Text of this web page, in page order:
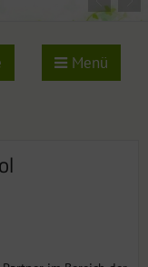
Menü